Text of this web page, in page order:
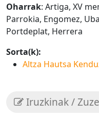
Oharrak: Artiga, XV
Parrokia, Engomez,
Portdeplat, Herrera
Sorta(k):
Altza Hautsa
Iruzkinak /